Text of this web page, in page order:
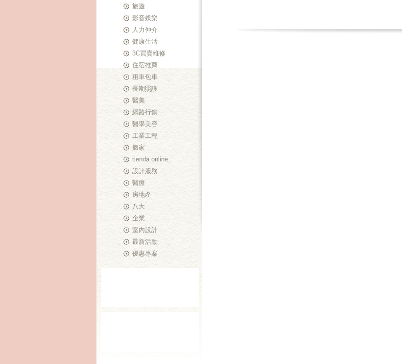
旅遊
影音娛樂
人力仲介
健康生活
3C買賣維修
住宿推薦
租車包車
長期照護
醫美
網路行銷
醫學美容
工業工程
搬家
tienda online
設計服務
醫療
房地產
八大
企業
室內設計
最新活動
優惠專案